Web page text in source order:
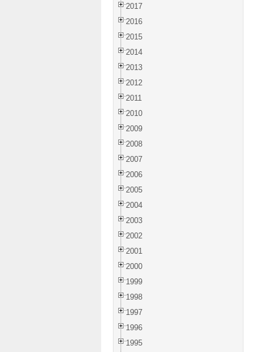
2017
2016
2015
2014
2013
2012
2011
2010
2009
2008
2007
2006
2005
2004
2003
2002
2001
2000
1999
1998
1997
1996
1995